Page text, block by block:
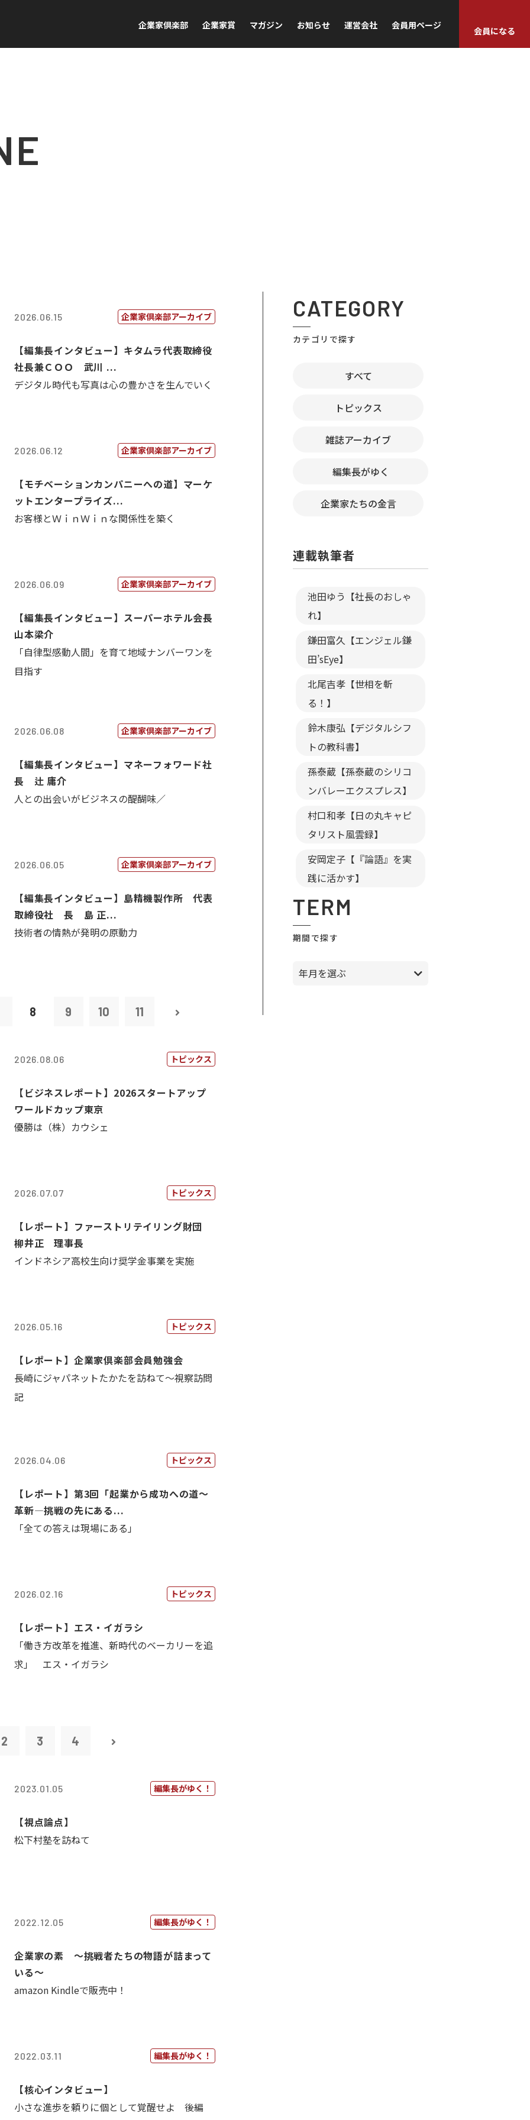
企業家倶楽部 企業家賞 マガジン お知らせ 運営会社 会員用ページ
会員になる
2026.06.15 企業家倶楽部アーカイブ
【編集長インタビュー】キタムラ代表取締役
社長兼ＣＯＯ 武川 ...
デジタル時代も写真は心の豊かさを生んでいく
2026.06.12 企業家倶楽部アーカイブ
【モチベーションカンパニーへの道】マーケ
ットエンタープライズ...
お客様とＷｉｎＷｉｎな関係性を築く
2026.06.09 企業家倶楽部アーカイブ
【編集長インタビュー】スーパーホテル会長
山本梁介
「自律型感動人間」を育て地域ナンバーワンを
目指す
2026.06.08 企業家倶楽部アーカイブ
【編集長インタビュー】マネーフォワード社
長 辻 庸介
人との出会いがビジネスの醍醐味／
2026.06.05 企業家倶楽部アーカイブ
【編集長インタビュー】島精機製作所 代表
取締役社 長 島 正...
技術者の情熱が発明の原動力
8 9 10 11
2026.08.06 トピックス
【ビジネスレポート】2026スタートアップ
ワールドカップ東京
優勝は（株）カウシェ
2026.07.07 トピックス
【レポート】ファーストリテイリング財団
柳井正 理事長
インドネシア高校生向け奨学金事業を実施
2026.05.16 トピックス
【レポート】企業家倶楽部会員勉強会
長崎にジャパネットたかたを訪ねて～視察訪問
記
2026.04.06 トピックス
【レポート】第3回「起業から成功への道～
革新―挑戦の先にある...
「全ての答えは現場にある」
2026.02.16 トピックス
【レポート】エス・イガラシ
「働き方改革を推進、新時代のベーカリーを追
求」 エス・イガラシ
2 3 4
2023.01.05 編集長がゆく！
【視点論点】
松下村塾を訪ねて
2022.12.05 編集長がゆく！
企業家の素 〜挑戦者たちの物語が詰まって
いる〜
amazon Kindleで販売中！
2022.03.11 編集長がゆく！
【核心インタビュー】
小さな進歩を頼りに個として覚醒せよ 後編
CATEGORY
カテゴリで探す
すべて
トピックス
雑誌アーカイブ
編集長がゆく
企業家たちの金言
連載執筆者
池田ゆう【社長のおしゃ
れ】
鎌田富久【エンジェル鎌
田’sEye】
北尾吉孝【世相を斬
る！】
鈴木康弘【デジタルシフ
トの教科書】
孫泰蔵【孫泰蔵のシリコ
ンバレーエクスプレス】
村口和孝【日の丸キャピ
タリスト風雲録】
安岡定子【『論語』を実
践に活かす】
TERM
期間で探す
年月を選ぶ